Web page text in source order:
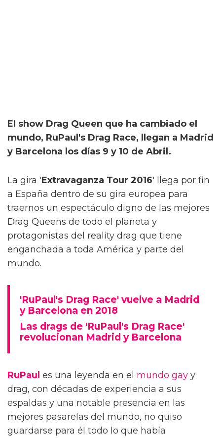
El show Drag Queen que ha cambiado el
mundo, RuPaul's Drag Race, llegan a Madrid
y Barcelona los días 9 y 10 de Abril.
La gira 'Extravaganza Tour 2016' llega por fin
a España dentro de su gira europea para
traernos un espectáculo digno de las mejores
Drag Queens de todo el planeta y
protagonistas del reality drag que tiene
enganchada a toda América y parte del
mundo.
'RuPaul's Drag Race' vuelve a Madrid
y Barcelona en 2018
Las drags de 'RuPaul's Drag Race'
revolucionan Madrid y Barcelona
RuPaul es una leyenda en el mundo gay y
drag, con décadas de experiencia a sus
espaldas y una notable presencia en las
mejores pasarelas del mundo, no quiso
guardarse para él todo lo que había